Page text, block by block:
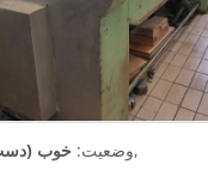
وضعیت: خوب ,